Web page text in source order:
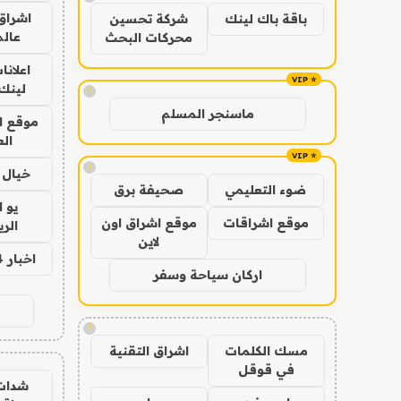
باقة باك لينك
شركة تحسين
محركات البحث
!
ماسنجر المسلم
!
ضوء التعليمي صحيفة برق
موقع اشراقات
موقع اشراق اون
لاين
اركان سياحة وسفر
!
مسك الكلمات
في قوقل
اشراق التقنية
لينك
موقع
خيال
يو
اخبار 24 ساعة